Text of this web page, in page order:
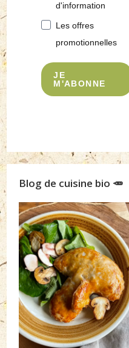
d'information
Les offres
promotionnelles
JE
M'ABONNE
Blog de cuisine bio 🥕